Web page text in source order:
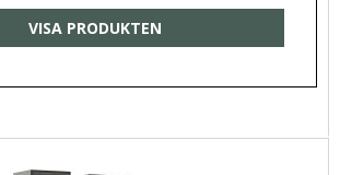
VISA PRODUKTEN